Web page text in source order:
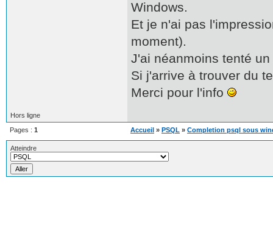
Windows.
Et je n'ai pas
moment).
J'ai néanmoins tenté
Si j'arrive à trouver du
Merci pour l'info
Hors ligne
Pages : 1 Accueil » PSQL » Completion psql sous
Atteindre